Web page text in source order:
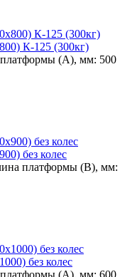
К-125 (300кг)
(А), мм: 500
без колес
платформы (В), мм:
без колес
(А), мм: 600